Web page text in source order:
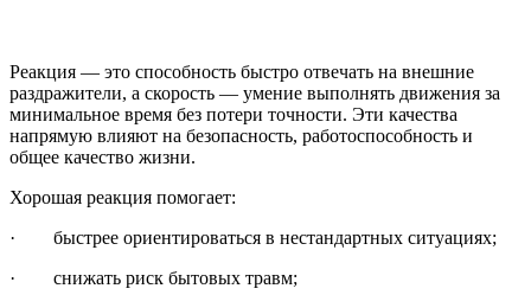
Реакция — это способность быстро отвечать на внешние
раздражители, а скорость — умение выполнять движения за
минимальное время без потери точности. Эти качества
напрямую влияют на безопасность, работоспособность и
общее качество жизни.
Хорошая реакция помогает:
· быстрее ориентироваться в нестандартных ситуациях;
· снижать риск бытовых травм;